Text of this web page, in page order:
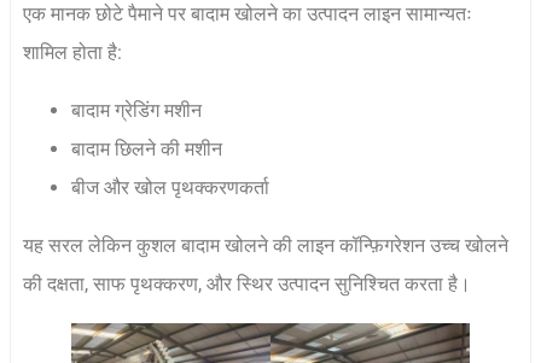
एक मानक छोटे पैमाने पर बादाम खोलने का उत्पादन लाइन सामान्यतः
शामिल होता है:
बादाम ग्रेडिंग मशीन
बादाम छिलने की मशीन
बीज और खोल पृथक्करणकर्ता
यह सरल लेकिन कुशल बादाम खोलने की लाइन कॉन्फ़िगरेशन उच्च खोलने
की दक्षता, साफ पृथक्करण, और स्थिर उत्पादन सुनिश्चित करता है।